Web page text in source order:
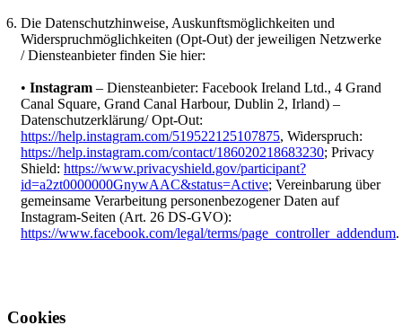
Die Datenschutzhinweise, Auskunftsmöglichkeiten und
Widerspruchmöglichkeiten (Opt-Out) der jeweiligen Netzwerke
/ Diensteanbieter finden Sie hier:
• Instagram – Diensteanbieter: Facebook Ireland Ltd., 4 Grand
Canal Square, Grand Canal Harbour, Dublin 2, Irland) –
Datenschutzerklärung/ Opt-Out:
https://help.instagram.com/519522125107875, Widerspruch:
https://help.instagram.com/contact/186020218683230; Privacy
Shield: https://www.privacyshield.gov/participant?
id=a2zt0000000GnywAAC&status=Active; Vereinbarung über
gemeinsame Verarbeitung personenbezogener Daten auf
Instagram-Seiten (Art. 26 DS-GVO):
https://www.facebook.com/legal/terms/page_controller_addendum.
Cookies